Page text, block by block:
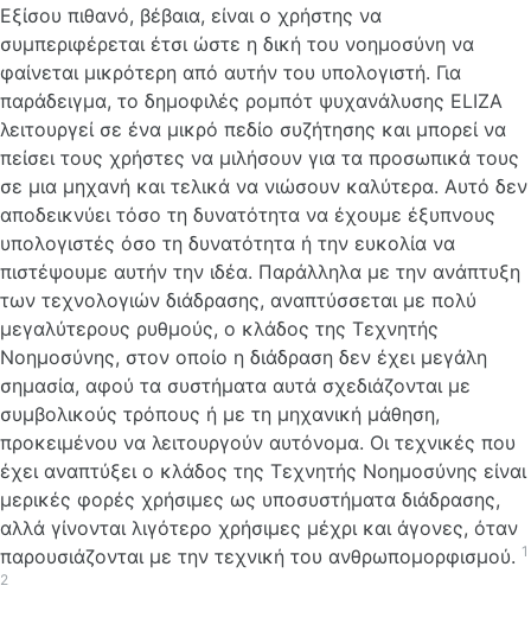
Εξίσου πιθανό, βέβαια, είναι ο χρήστης να
συμπεριφέρεται έτσι ώστε η δική του νοημοσύνη να
φαίνεται μικρότερη από αυτήν του υπολογιστή. Για
παράδειγμα, το δημοφιλές ρομπότ ψυχανάλυσης ELIZA
λειτουργεί σε ένα μικρό πεδίο συζήτησης και μπορεί να
πείσει τους χρήστες να μιλήσουν για τα προσωπικά τους
σε μια μηχανή και τελικά να νιώσουν καλύτερα. Αυτό δεν
αποδεικνύει τόσο τη δυνατότητα να έχουμε έξυπνους
υπολογιστές όσο τη δυνατότητα ή την ευκολία να
πιστέψουμε αυτήν την ιδέα. Παράλληλα με την ανάπτυξη
των τεχνολογιών διάδρασης, αναπτύσσεται με πολύ
μεγαλύτερους ρυθμούς, ο κλάδος της Τεχνητής
Νοημοσύνης, στον οποίο η διάδραση δεν έχει μεγάλη
σημασία, αφού τα συστήματα αυτά σχεδιάζονται με
συμβολικούς τρόπους ή με τη μηχανική μάθηση,
προκειμένου να λειτουργούν αυτόνομα. Οι τεχνικές που
έχει αναπτύξει ο κλάδος της Τεχνητής Νοημοσύνης είναι
μερικές φορές χρήσιμες ως υποσυστήματα διάδρασης,
αλλά γίνονται λιγότερο χρήσιμες μέχρι και άγονες, όταν
παρουσιάζονται με την τεχνική του ανθρωπομορφισμού. 1
2